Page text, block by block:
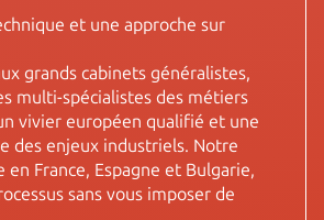
et une approche sur
grands cabinets généralistes,
multi-spécialistes des métiers
vivier européen qualifié et une
des enjeux industriels. Notre
en France, Espagne et Bulgarie,
sans vous imposer de